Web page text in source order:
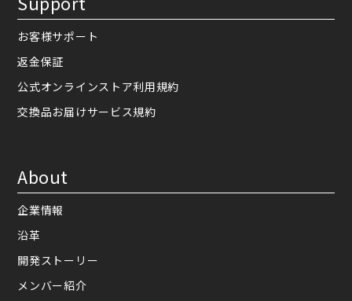
お客様サポート
返金保証
公式オンラインストア利用規約
交換品お届けサービス規約
About
企業情報
沿革
開発ストーリー
メンバー紹介